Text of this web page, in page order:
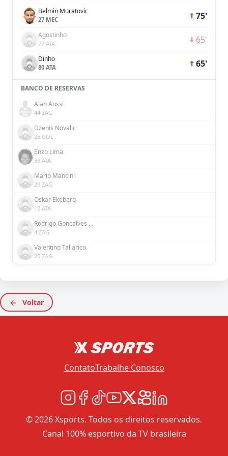
Belmin Muratovic
27 MEC 75'
Agostinho
77 ATA 65'
Dinho
80 ATA 65'
BANCO DE RESERVAS
Alan Aussi
44 ZAG
Dzenis Novalic
25 GOL
Enzo Lima
38 ATA
Mario Mancini
29 ZAG
Oskar Ekeberg
12 ATA
Rodrigo Goncalves Tavares
4 ZAG
Valentino Tallarico
20 ZAG
Voltar
ContatoTrabalhe Conosco
© 2026 Xsports. Todos os direitos reservados.
Canal 100% esportivo da TV brasileira